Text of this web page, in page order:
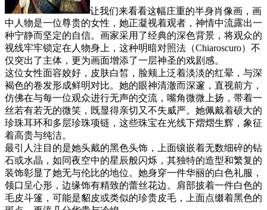
让我们来看看这幅庄重的半身肖像画，画
中人物是一位尊贵的女性，她正凝视着观者，神情中流露出一
种宁静而坚定的自信。画家采用了经典的深色背景，将观众的
视线牢牢锁定在人物身上，这种明暗对照法（Chiaroscuro）不
仅突出了主体，更为画面增添了一层神圣的戏剧感。
这位女性面容姣好，皮肤白皙，脸颊上泛着淡淡的红晕，与深
褐色的卷发形成鲜明对比。她的眼神清澈而深邃，直视前方，
仿佛在与每一位观众进行无声的交流，嘴角微微上扬，带着一
丝若有若无的微笑，既显得亲切又不失威严。她佩戴着硕大的
珍珠耳环和多层珍珠项链，这些珠宝在光线下熠熠生辉，象征
着高贵与纯洁。
最引人注目的是她头戴的黑色头饰，上面镶嵌着无数细碎的钻
石或水晶，如同夜空中的星辰般闪烁，其独特的造型和繁复的
装饰彰显了她无与伦比的地位。她身穿一件华丽的白色礼服，
领口呈心形，边缘饰有精致的蕾丝花边。肩部披着一件白色的
毛皮斗篷，可能是貂皮或类似的珍贵皮毛，上面点缀着黑色的